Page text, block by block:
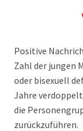
Positive
Zahl der jungen
oder bisexuell
Jahre
die
zurückzuführen.